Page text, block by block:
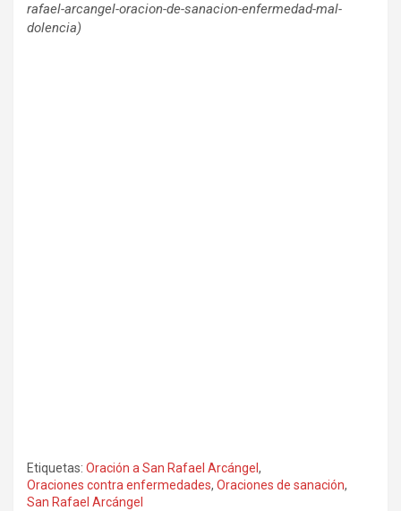
rafael-arcangel-oracion-de-sanacion-enfermedad-mal-
dolencia)
Etiquetas: Oración a San Rafael Arcángel ,
Oraciones contra enfermedades, Oraciones de sanación,
San Rafael Arcángel